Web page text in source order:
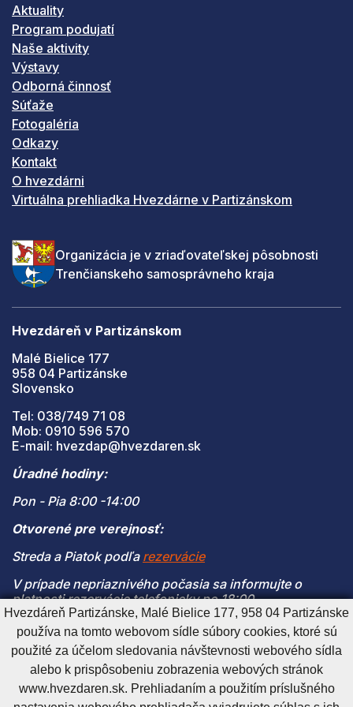
Aktuality
Program podujatí
Naše aktivity
Výstavy
Odborná činnosť
Súťaže
Fotogaléria
Odkazy
Kontakt
O hvezdárni
Virtuálna prehliadka Hvezdárne v Partizánskom
Organizácia je v zriaďovateľskej pôsobnosti
Trenčianskeho samosprávneho kraja
Hvezdáreň v Partizánskom
Malé Bielice 177
958 04 Partizánske
Slovensko
Tel: 038/749 71 08
Mob: 0910 596 570
E-mail: hvezdap@hvezdaren.sk
Úradné hodiny:
Pon - Pia 8:00 -14:00
Otvorené pre verejnosť:
Streda a Piatok podľa rezervácie
V prípade nepriaznivého počasia sa informujte o
platnosti rezervácie telefonicky po 18:00
(V prípade naplnenia kapacity je vstup na pozorovanie
možný len s platnou rezerváciou)
Cookies nastavenieCookies - viac informáciíVyhlásenie o prístupnosti
Hvezdáreň Partizánske, Malé Bielice 177, 958 04 Partizánske
používa na tomto webovom sídle súbory cookies, ktoré sú
použité za účelom sledovania návštevnosti webového sídla
alebo k prispôsobeniu zobrazenia webových stránok
www.hvezdaren.sk. Prehliadaním a použitím príslušného